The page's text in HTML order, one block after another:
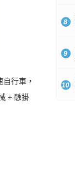
行車，
+ 懸掛
8
9
10